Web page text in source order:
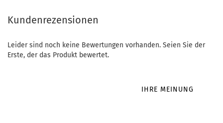
Kundenrezensionen
Leider sind noch keine Bewertungen vorhanden. Seien Sie der
Erste, der das Produkt bewertet.
IHRE MEINUNG